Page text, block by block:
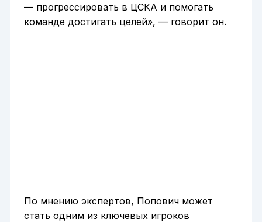
— прогрессировать в ЦСКА и помогать
команде достигать целей», — говорит он.
По мнению экспертов, Попович может
стать одним из ключевых игроков